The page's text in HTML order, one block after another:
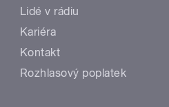
Lidé v rádiu
Kariéra
Kontakt
Rozhlasový poplatek